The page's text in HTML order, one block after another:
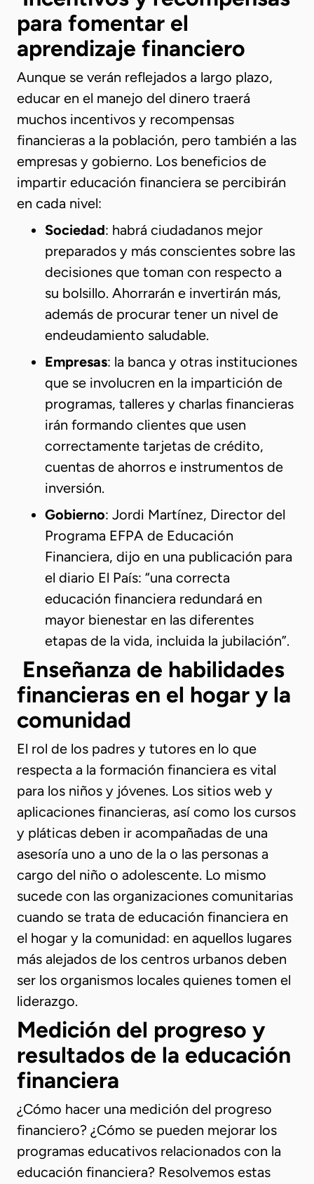
para fomentar el
aprendizaje financiero
Aunque se verán reflejados a largo plazo,
educar en el manejo del dinero traerá
muchos incentivos y recompensas
financieras a la población, pero también a las
empresas y gobierno. Los beneficios de
impartir educación financiera se percibirán
en cada nivel:
Sociedad: habrá ciudadanos mejor
preparados y más conscientes sobre las
decisiones que toman con respecto a
su bolsillo. Ahorrarán e invertirán más,
además de procurar tener un nivel de
endeudamiento saludable.
Empresas: la banca y otras instituciones
que se involucren en la impartición de
programas, talleres y charlas financieras
irán formando clientes que usen
correctamente tarjetas de crédito,
cuentas de ahorros e instrumentos de
inversión.
Gobierno: Jordi Martínez, Director del
Programa EFPA de Educación
Financiera, dijo en una publicación para
el diario El País: “una correcta
educación financiera redundará en
mayor bienestar en las diferentes
etapas de la vida, incluida la jubilación”.
Enseñanza de habilidades
financieras en el hogar y la
comunidad
El rol de los padres y tutores en lo que
respecta a la formación financiera es vital
para los niños y jóvenes. Los sitios web y
aplicaciones financieras, así como los cursos
y pláticas deben ir acompañadas de una
asesoría uno a uno de la o las personas a
cargo del niño o adolescente. Lo mismo
sucede con las organizaciones comunitarias
cuando se trata de educación financiera en
el hogar y la comunidad: en aquellos lugares
más alejados de los centros urbanos deben
ser los organismos locales quienes tomen el
liderazgo.
Medición del progreso y
resultados de la educación
financiera
¿Cómo hacer una medición del progreso
financiero? ¿Cómo se pueden mejorar los
programas educativos relacionados con la
educación financiera? Resolvemos estas